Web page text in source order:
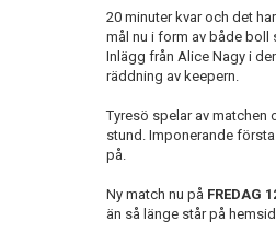
20 minuter kvar och det
mål nu i form av både boll
Inlägg från Alice Nagy i
räddning av keepern.
Tyresö spelar av matchen
stund. Imponerande
på.
Ny match nu på FREDAG
än så länge står på